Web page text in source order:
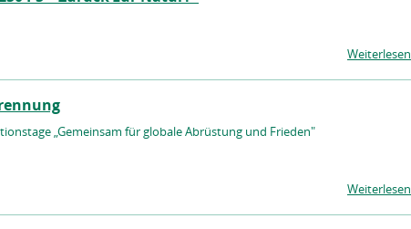
Weiterlesen
„Gemeinsam für globale Abrüstung und Frieden"
Weiterlesen